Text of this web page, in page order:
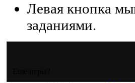
Левая кнопка
заданиями.